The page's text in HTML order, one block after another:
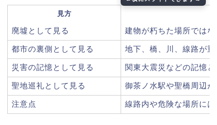
見方
廃墟として見る 建物が朽ちた場所では
都市の裏側として見る 地下、橋、川、線路が
災害の記憶として見る 関東大震災などの記憶
聖地巡礼として見る 御茶ノ水駅や聖橋周辺
注意点 線路内や危険な場所に